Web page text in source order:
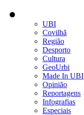
UBI
Covilhã
Região
Desporto
Cultura
GeoUrbi
Made In UBI
Opinião
Reportagens
Infografias
Especiais